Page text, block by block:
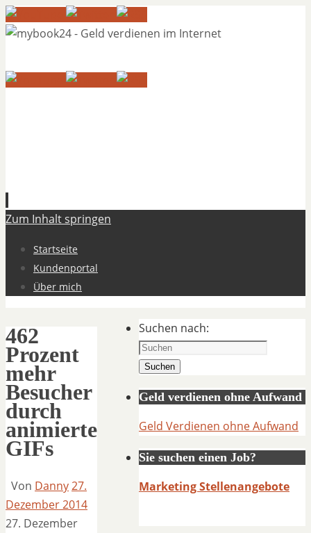
Zum Inhalt springen
Startseite
Kundenportal
Über mich
462
Prozent
mehr
Besucher
durch
animierte
GIFs
Von Danny27.
Dezember 2014
27. Dezember
Suchen nach:
Suchen
Geld verdienen ohne Aufwand
Geld Verdienen ohne Aufwand
Sie suchen einen Job?
Marketing Stellenangebote